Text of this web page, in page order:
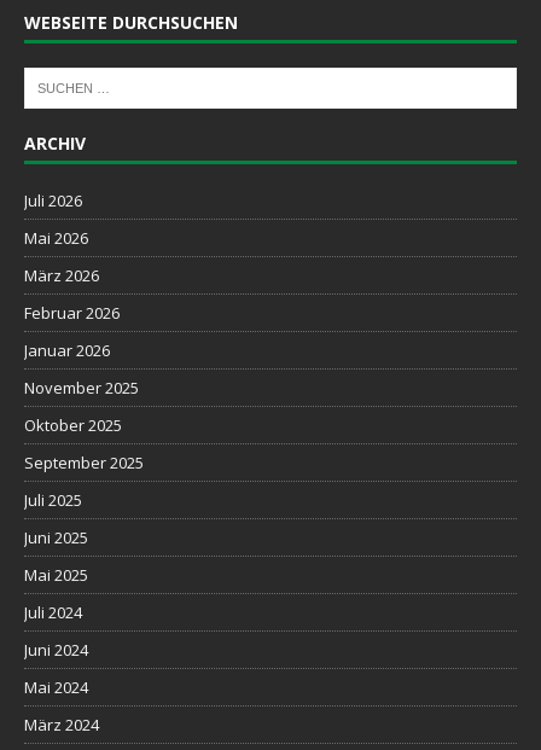
WEBSEITE DURCHSUCHEN
ARCHIV
Juli 2026
Mai 2026
März 2026
Februar 2026
Januar 2026
November 2025
Oktober 2025
September 2025
Juli 2025
Juni 2025
Mai 2025
Juli 2024
Juni 2024
Mai 2024
März 2024